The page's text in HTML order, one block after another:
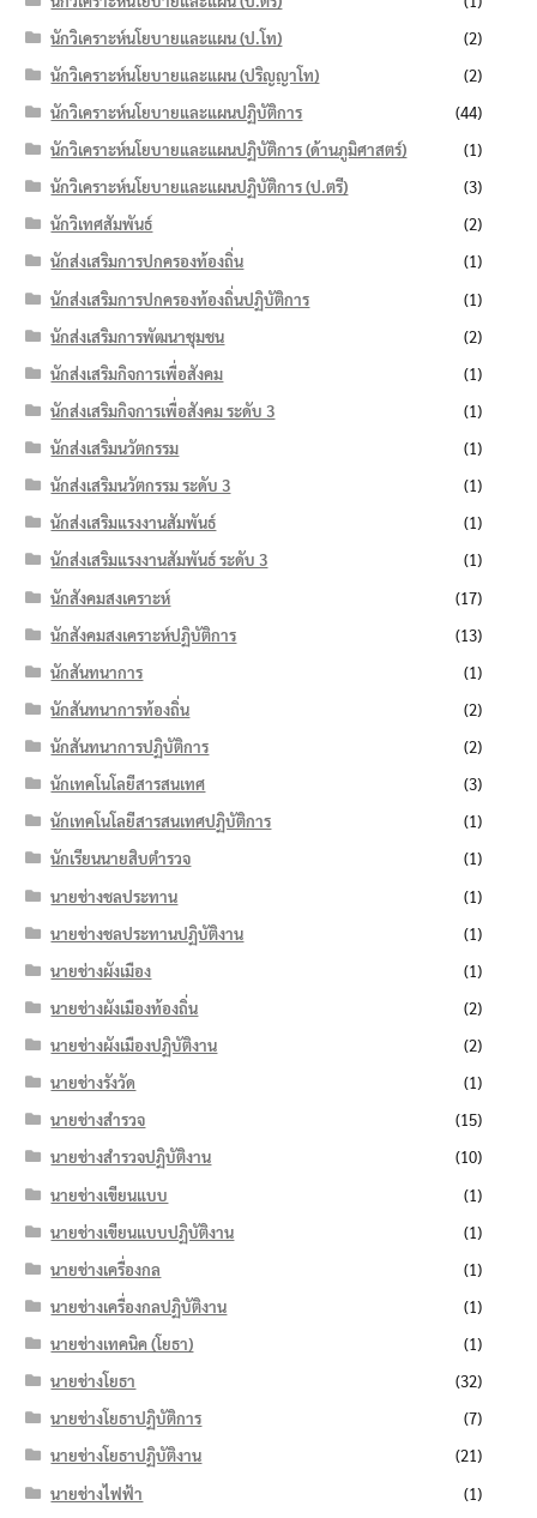
นักวิเคราะห์นโยบายและแผน (ป.โท)
(2)
นักวิเคราะห์นโยบายและแผน (ปริญญาโท)
(2)
นักวิเคราะห์นโยบายและแผนปฏิบัติการ
(44)
นักวิเคราะห์นโยบายและแผนปฏิบัติการ (ด้านภูมิศาสตร์)
(1)
นักวิเคราะห์นโยบายและแผนปฏิบัติการ (ป.ตรี)
(3)
นักวิเทศสัมพันธ์
(2)
นักส่งเสริมการปกครองท้องถิ่น
(1)
นักส่งเสริมการปกครองท้องถิ่นปฏิบัติการ
(1)
นักส่งเสริมการพัฒนาชุมชน
(2)
นักส่งเสริมกิจการเพื่อสังคม
(1)
นักส่งเสริมกิจการเพื่อสังคม ระดับ 3
(1)
นักส่งเสริมนวัตกรรม
(1)
นักส่งเสริมนวัตกรรม ระดับ 3
(1)
นักส่งเสริมแรงงานสัมพันธ์
(1)
นักส่งเสริมแรงงานสัมพันธ์ ระดับ 3
(1)
นักสังคมสงเคราะห์
(17)
นักสังคมสงเคราะห์ปฏิบัติการ
(13)
นักสันทนาการ
(1)
นักสันทนาการท้องถิ่น
(2)
นักสันทนาการปฏิบัติการ
(2)
นักเทคโนโลยีสารสนเทศ
(3)
นักเทคโนโลยีสารสนเทศปฏิบัติการ
(1)
นักเรียนนายสิบตำรวจ
(1)
นายช่างชลประทาน
(1)
นายช่างชลประทานปฏิบัติงาน
(1)
นายช่างผังเมือง
(1)
นายช่างผังเมืองท้องถิ่น
(2)
นายช่างผังเมืองปฏิบัติงาน
(2)
นายช่างรังวัด
(1)
นายช่างสำรวจ
(15)
นายช่างสำรวจปฏิบัติงาน
(10)
นายช่างเขียนแบบ
(1)
นายช่างเขียนแบบปฏิบัติงาน
(1)
นายช่างเครื่องกล
(1)
นายช่างเครื่องกลปฏิบัติงาน
(1)
นายช่างเทคนิค (โยธา)
(1)
นายช่างโยธา
(32)
นายช่างโยธาปฏิบัติการ
(7)
นายช่างโยธาปฏิบัติงาน
(21)
นายช่างไฟฟ้า
(1)